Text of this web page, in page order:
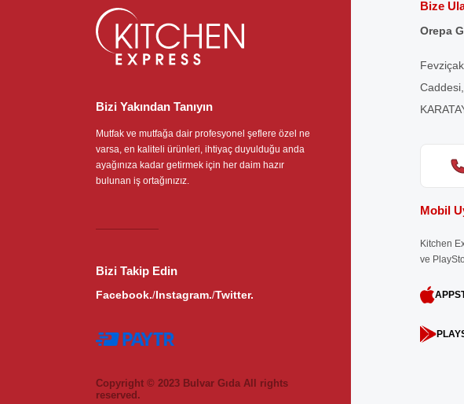
Bizi Yakından Tanıyın
Mutfak ve mutfağa dair profesyonel şeflere özel ne
varsa, en kaliteli ürünleri, ihtiyaç duyulduğu anda
ayağınıza kadar getirmek için her daim hazır
bulunan iş ortağınızız.
Bizi Takip Edin
Facebook./Instagram./Twitter.
Copyright © 2023 Bulvar Gıda All rights
reserved.
Bize
Orepa
Mobil
Kitchen
ve